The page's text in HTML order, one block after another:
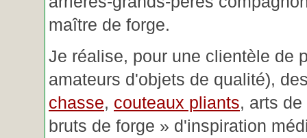
maître de forge.
Je réalise, pour une clientèle de
amateurs d'objets de qualité),
chasse, couteaux pliants, arts
bruts de forge » d'inspiration